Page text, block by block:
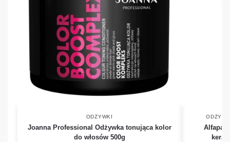
ODŻYWKI
Joanna Professional Odżywka tonująca kolor
do włosów 500g